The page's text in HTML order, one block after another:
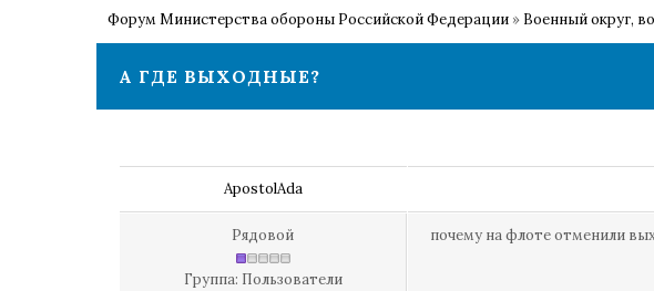
Форум Министерства обороны Российской Федерации » Военный округ,
А ГДЕ ВЫХОДНЫЕ?
ApostolAda
Рядовой
Группа: Пользователи
почему на флоте отменили